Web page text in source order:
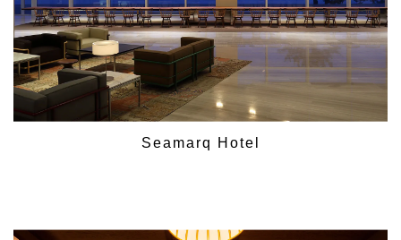
Seamarq Hotel